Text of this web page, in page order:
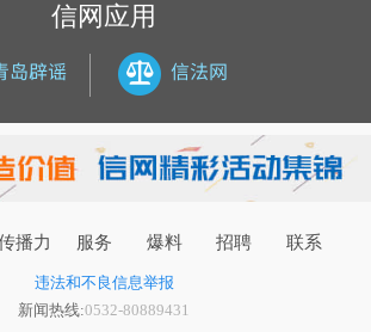
信网应用
播力 服务 爆料 招聘 联系
违法和不良信息举报
新闻热线:0532-80889431